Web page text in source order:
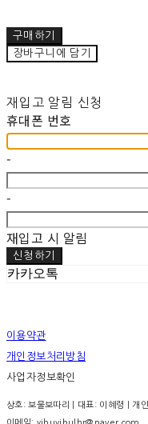
구매하기
장바구니에 담기
재입고 알림 신청
휴대폰 번호
-
-
재입고 시 알림
신청하기
카카오톡
이용약관
개인정보처리방침
사업자정보확인
상호: 보물보따리 | 대표: 이혜령 |